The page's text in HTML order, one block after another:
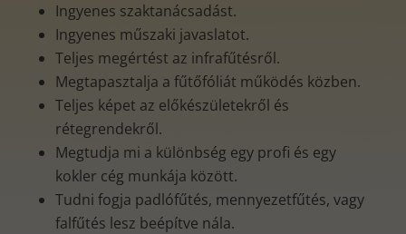
Ingyenes szaktanácsadást.
Ingyenes műszaki javaslatot.
Teljes megértést az infrafűtésről.
Megtapasztalja a fűtőfóliát működés közben.
Teljes képet az előkészületekről és
rétegrendekről.
Megtudja mi a különbség egy profi és egy
kokler cég munkája között.
Tudni fogja padlófűtés, mennyezetfűtés, vagy
falfűtés lesz beépítve nála.